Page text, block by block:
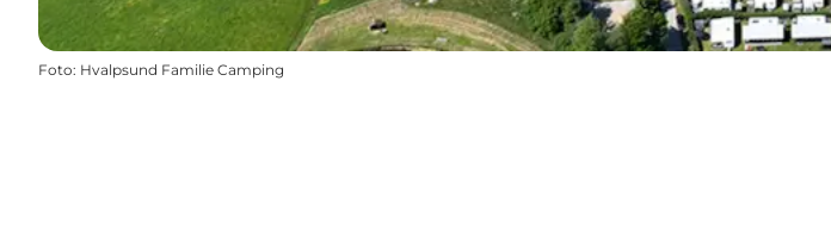
Foto: Hvalpsund Familie Camping